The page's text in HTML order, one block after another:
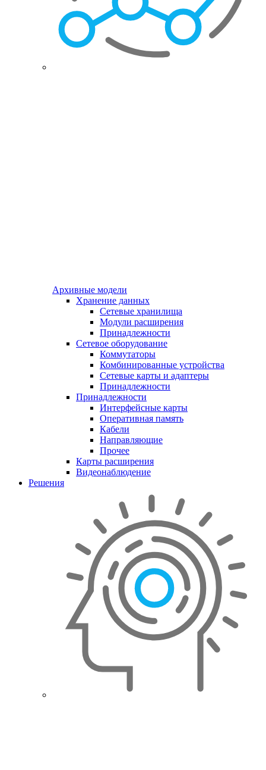
Архивные модели
Хранение данных
Сетевые хранилища
Модули расширения
Принадлежности
Сетевое оборудование
Коммутаторы
Комбинированные устройства
Сетевые карты и адаптеры
Принадлежности
Принадлежности
Интерфейсные карты
Оперативная память
Кабели
Направляющие
Прочее
Карты расширения
Видеонаблюдение
Решения